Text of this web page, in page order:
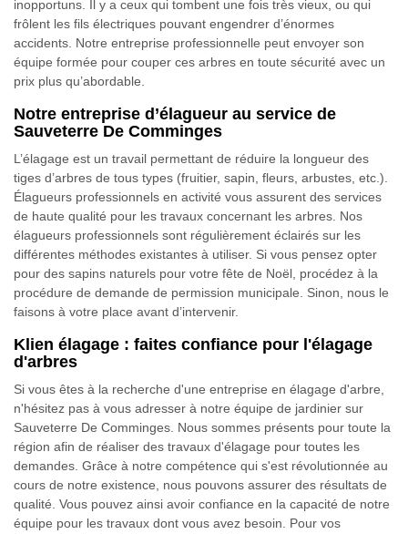
inopportuns. Il y a ceux qui tombent une fois très vieux, ou qui
frôlent les fils électriques pouvant engendrer d’énormes
accidents. Notre entreprise professionnelle peut envoyer son
équipe formée pour couper ces arbres en toute sécurité avec un
prix plus qu’abordable.
Notre entreprise d’élagueur au service de
Sauveterre De Comminges
L’élagage est un travail permettant de réduire la longueur des
tiges d’arbres de tous types (fruitier, sapin, fleurs, arbustes, etc.).
Élagueurs professionnels en activité vous assurent des services
de haute qualité pour les travaux concernant les arbres. Nos
élagueurs professionnels sont régulièrement éclairés sur les
différentes méthodes existantes à utiliser. Si vous pensez opter
pour des sapins naturels pour votre fête de Noël, procédez à la
procédure de demande de permission municipale. Sinon, nous le
faisons à votre place avant d’intervenir.
Klien élagage : faites confiance pour l'élagage
d'arbres
Si vous êtes à la recherche d'une entreprise en élagage d'arbre,
n'hésitez pas à vous adresser à notre équipe de jardinier sur
Sauveterre De Comminges. Nous sommes présents pour toute la
région afin de réaliser des travaux d'élagage pour toutes les
demandes. Grâce à notre compétence qui s'est révolutionnée au
cours de notre existence, nous pouvons assurer des résultats de
qualité. Vous pouvez ainsi avoir confiance en la capacité de notre
équipe pour les travaux dont vous avez besoin. Pour vos